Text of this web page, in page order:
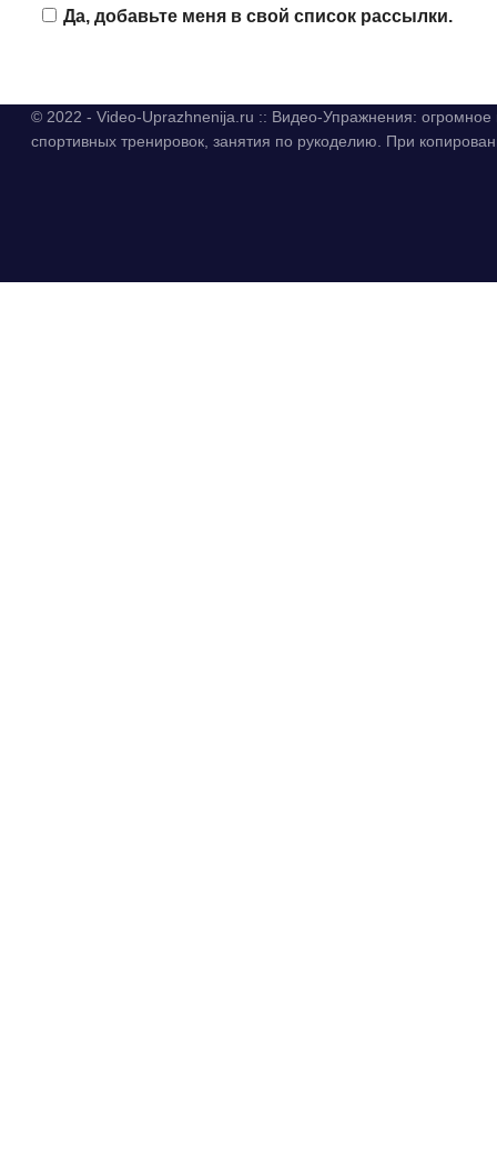
Да, добавьте меня в свой список рассылки.
© 2022 - Video-Uprazhnenija.ru :: Видео-Упражнения:
спортивных тренировок, занятия по рукоделию. При